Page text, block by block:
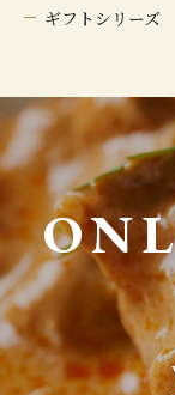
ギフトシリーズ